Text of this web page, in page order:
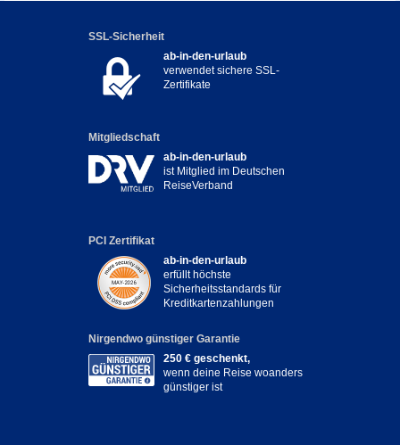
SSL-Sicherheit
ab-in-den-urlaub
verwendet sichere SSL-
Zertifikate
Mitgliedschaft
ab-in-den-urlaub
ist Mitglied im Deutschen
ReiseVerband
PCI Zertifikat
ab-in-den-urlaub
erfüllt höchste
Sicherheitsstandards für
Kreditkartenzahlungen
Nirgendwo günstiger Garantie
250 € geschenkt,
wenn deine Reise woanders
günstiger ist